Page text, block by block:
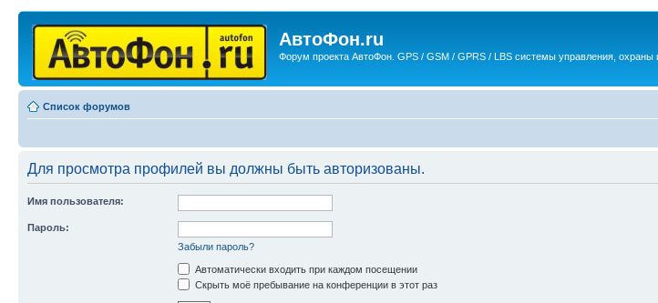
АвтоФон.ru
Форум проекта АвтоФон. GPS / GSM / GPRS / LBS системы управления, охраны
Список форумов
Для просмотра профилей вы должны быть авторизованы.
Имя пользователя:
Пароль:
Забыли пароль?
Автоматически входить при каждом посещении
Скрыть моё пребывание на конференции в этот раз